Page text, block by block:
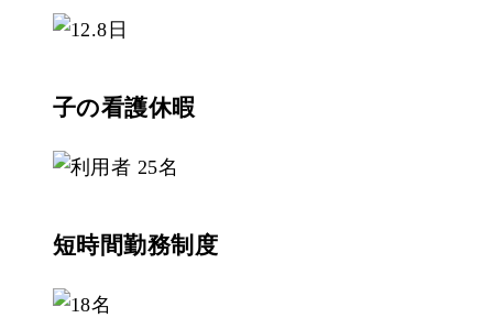
子の看護休暇
短時間勤務制度